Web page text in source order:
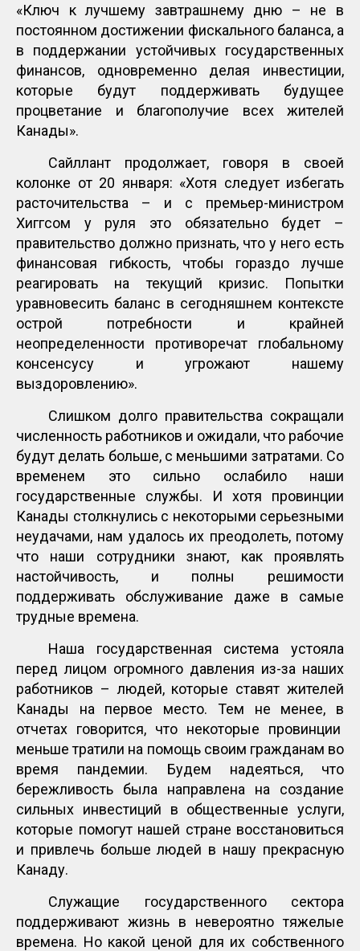
«Ключ к лучшему завтрашнему дню – не в
постоянном достижении фискального баланса, а
в поддержании устойчивых государственных
финансов, одновременно делая инвестиции,
которые будут поддерживать будущее
процветание и благополучие всех жителей
Канады».
Сайллант продолжает, говоря в своей
колонке от 20 января: «Хотя следует избегать
расточительства – и с премьер-министром
Хиггсом у руля это обязательно будет –
правительство должно признать, что у него есть
финансовая гибкость, чтобы гораздо лучше
реагировать на текущий кризис. Попытки
уравновесить баланс в сегодняшнем контексте
острой потребности и крайней
неопределенности противоречат глобальному
консенсусу и угрожают нашему
выздоровлению».
Слишком долго правительства сокращали
численность работников и ожидали, что рабочие
будут делать больше, с меньшими затратами. Со
временем это сильно ослабило наши
государственные службы. И хотя провинции
Канады столкнулись с некоторыми серьезными
неудачами, нам удалось их преодолеть, потому
что наши сотрудники знают, как проявлять
настойчивость, и полны решимости
поддерживать обслуживание даже в самые
трудные времена.
Наша государственная система устояла
перед лицом огромного давления из-за наших
работников – людей, которые ставят жителей
Канады на первое место. Тем не менее, в
отчетах говорится, что некоторые провинции
меньше тратили на помощь своим гражданам во
время пандемии. Будем надеяться, что
бережливость была направлена на создание
сильных инвестиций в общественные услуги,
которые помогут нашей стране восстановиться
и привлечь больше людей в нашу прекрасную
Канаду.
Служащие государственного сектора
поддерживают жизнь в невероятно тяжелые
времена. Но какой ценой для их собственного